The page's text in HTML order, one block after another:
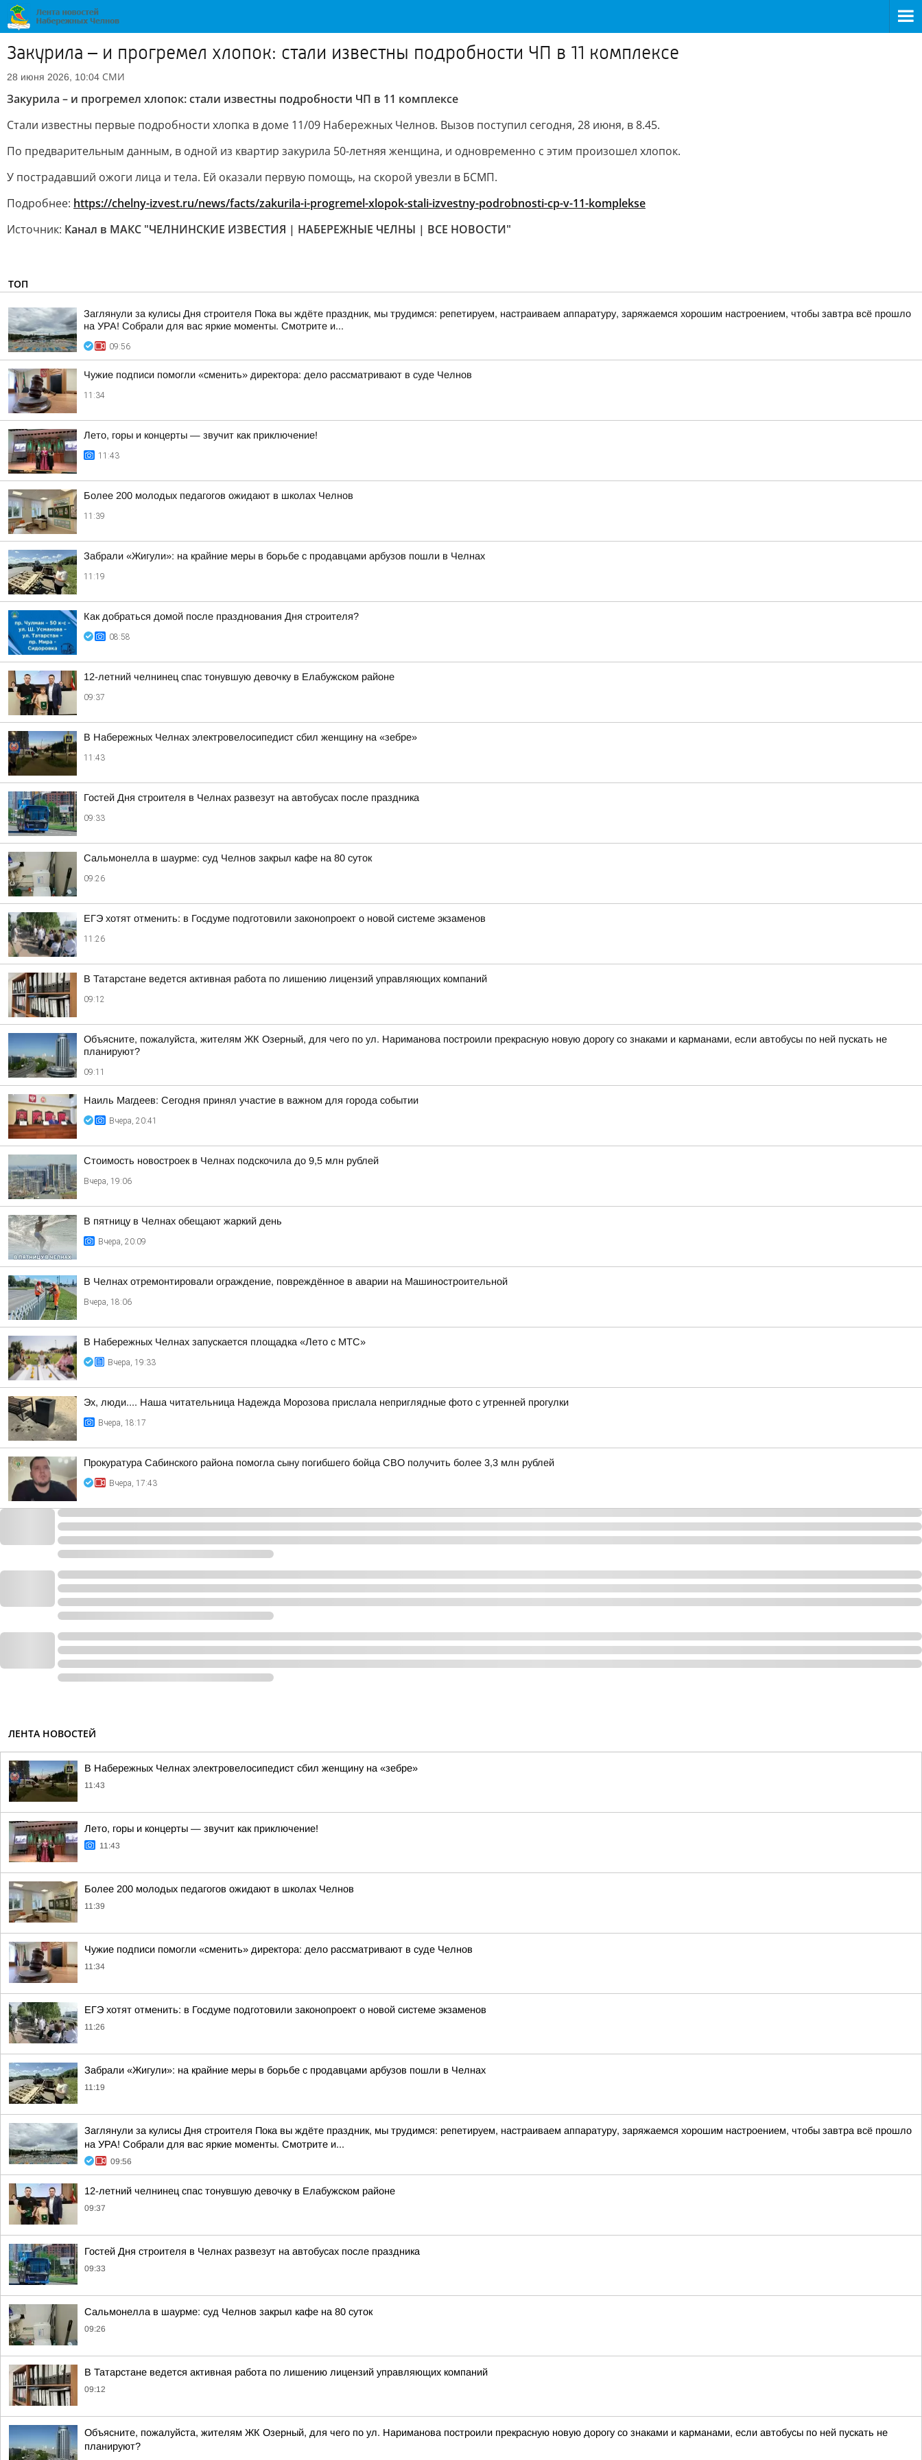
Закурила – и прогремел хлопок: стали известны подробности ЧП в 11 комплексе
28 июня 2026, 10:04 СМИ
Закурила – и прогремел хлопок: стали известны подробности ЧП в 11 комплексе
Стали известны первые подробности хлопка в доме 11/09 Набережных Челнов. Вызов поступил сегодня, 28 июня, в 8.45.
По предварительным данным, в одной из квартир закурила 50-летняя женщина, и одновременно с этим произошел хлопок.
У пострадавший ожоги лица и тела. Ей оказали первую помощь, на скорой увезли в БСМП.
Подробнее: https://chelny-izvest.ru/news/facts/zakurila-i-progremel-xlopok-stali-izvestny-podrobnosti-cp-v-11-komplekse
Источник: Канал в МАКС "ЧЕЛНИНСКИЕ ИЗВЕСТИЯ | НАБЕРЕЖНЫЕ ЧЕЛНЫ | ВСЕ НОВОСТИ"
ТОП
Заглянули за кулисы Дня строителя Пока вы ждёте праздник, мы трудимся: репетируем, настраиваем аппаратуру, заряжаемся хорошим настроением, чтобы завтра всё прошло
на УРА! Собрали для вас яркие моменты. Смотрите и...
09:56
Чужие подписи помогли «сменить» директора: дело рассматривают в суде Челнов
11:34
Лето, горы и концерты — звучит как приключение!
11:43
Более 200 молодых педагогов ожидают в школах Челнов
11:39
Забрали «Жигули»: на крайние меры в борьбе с продавцами арбузов пошли в Челнах
11:19
Как добраться домой после празднования Дня строителя?
08:58
12-летний челнинец спас тонувшую девочку в Елабужском районе
09:37
В Набережных Челнах электровелосипедист сбил женщину на «зебре»
11:43
Гостей Дня строителя в Челнах развезут на автобусах после праздника
09:33
Сальмонелла в шаурме: суд Челнов закрыл кафе на 80 суток
09:26
ЕГЭ хотят отменить: в Госдуме подготовили законопроект о новой системе экзаменов
11:26
В Татарстане ведется активная работа по лишению лицензий управляющих компаний
09:12
Объясните, пожалуйста, жителям ЖК Озерный, для чего по ул. Нариманова построили прекрасную новую дорогу со знаками и карманами, если автобусы по ней пускать не
планируют?
09:11
Наиль Магдеев: Сегодня принял участие в важном для города событии
Вчера, 20:41
Стоимость новостроек в Челнах подскочила до 9,5 млн рублей
Вчера, 19:06
В пятницу в Челнах обещают жаркий день
Вчера, 20:09
В Челнах отремонтировали ограждение, повреждённое в аварии на Машиностроительной
Вчера, 18:06
В Набережных Челнах запускается площадка «Лето с МТС»
Вчера, 19:33
Эх, люди.... Наша читательница Надежда Морозова прислала неприглядные фото с утренней прогулки
Вчера, 18:17
Прокуратура Сабинского района помогла сыну погибшего бойца СВО получить более 3,3 млн рублей
Вчера, 17:43
ЛЕНТА НОВОСТЕЙ
В Набережных Челнах электровелосипедист сбил женщину на «зебре»
11:43
Лето, горы и концерты — звучит как приключение!
11:43
Более 200 молодых педагогов ожидают в школах Челнов
11:39
Чужие подписи помогли «сменить» директора: дело рассматривают в суде Челнов
11:34
ЕГЭ хотят отменить: в Госдуме подготовили законопроект о новой системе экзаменов
11:26
Забрали «Жигули»: на крайние меры в борьбе с продавцами арбузов пошли в Челнах
11:19
Заглянули за кулисы Дня строителя Пока вы ждёте праздник, мы трудимся: репетируем, настраиваем аппаратуру, заряжаемся хорошим настроением, чтобы завтра всё прошло
на УРА! Собрали для вас яркие моменты. Смотрите и...
09:56
12-летний челнинец спас тонувшую девочку в Елабужском районе
09:37
Гостей Дня строителя в Челнах развезут на автобусах после праздника
09:33
Сальмонелла в шаурме: суд Челнов закрыл кафе на 80 суток
09:26
В Татарстане ведется активная работа по лишению лицензий управляющих компаний
09:12
Объясните, пожалуйста, жителям ЖК Озерный, для чего по ул. Нариманова построили прекрасную новую дорогу со знаками и карманами, если автобусы по ней пускать не
планируют?